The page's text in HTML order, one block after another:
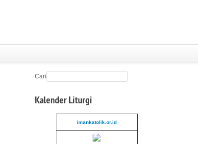
Cari
Kalender Liturgi
imankatolik.or.id